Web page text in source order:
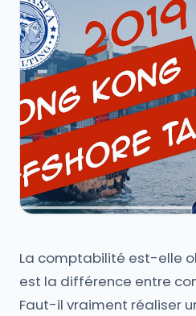
La comptabilité est-elle
est la différence entre
Faut-il vraiment réaliser